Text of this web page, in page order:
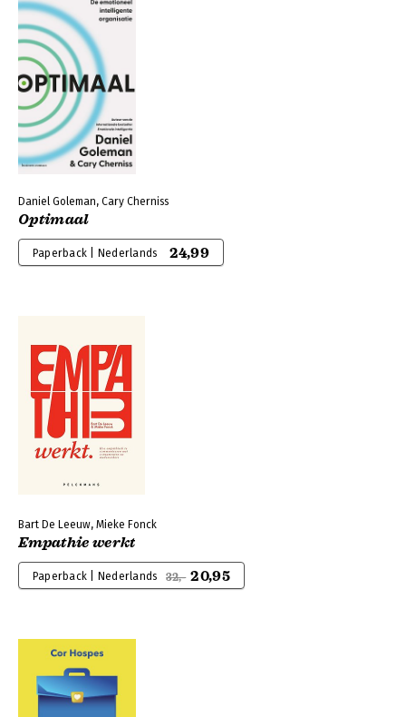
Daniel Goleman, Cary Cherniss
Optimaal
Paperback | Nederlands 24,99
Bart De Leeuw, Mieke Fonck
Empathie werkt
Paperback | Nederlands 32,- 20,95